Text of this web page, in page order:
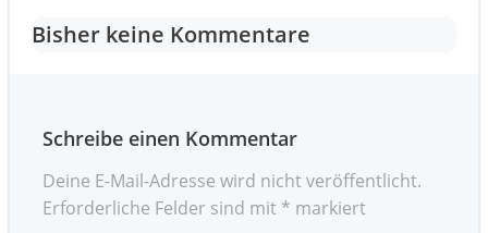
Bisher keine Kommentare
Schreibe einen Kommentar
Deine E-Mail-Adresse wird nicht veröffentlicht.
Erforderliche Felder sind mit * markiert